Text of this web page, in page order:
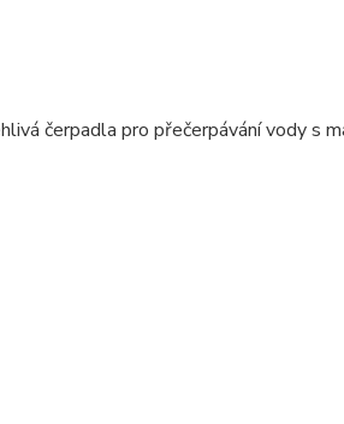
čerpadla pro přečerpávání vody s